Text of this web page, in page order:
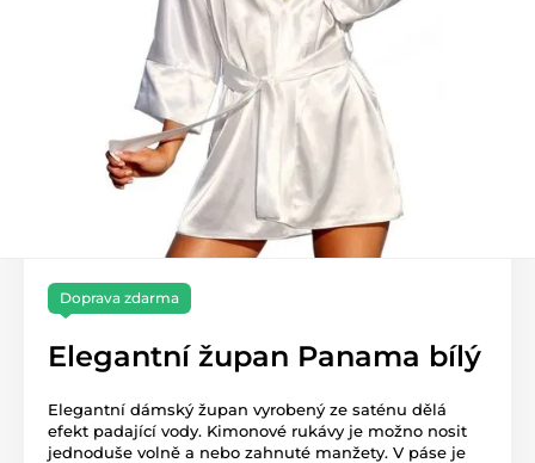
Doprava zdarma
Elegantní župan Panama bílý
Elegantní dámský župan vyrobený ze saténu dělá
efekt padající vody. Kimonové rukávy je možno nosit
jednoduše volně a nebo zahnuté manžety. V páse je